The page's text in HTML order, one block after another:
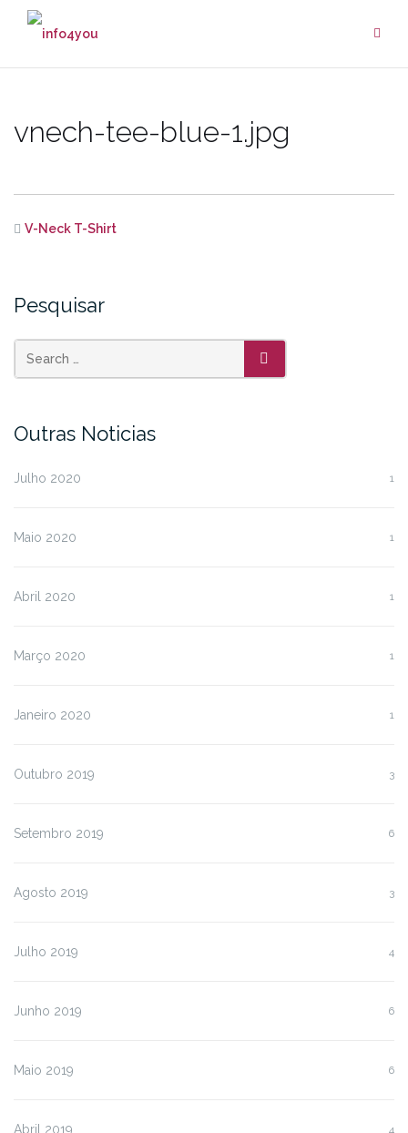
vnech-tee-blue-1.jpg
V-Neck T-Shirt
Pesquisar
SEARCH
Outras Noticias
Julho 2020 1
Maio 2020 1
Abril 2020 1
Março 2020 1
Janeiro 2020 1
Outubro 2019 3
Setembro 2019 6
Agosto 2019 3
Julho 2019 4
Junho 2019 6
Maio 2019 6
Abril 2019 4